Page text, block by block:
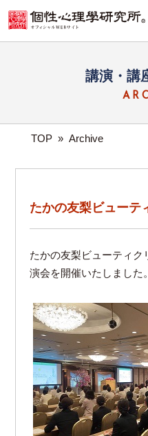
講演・講
TOP » Archive
たかの友梨ビューテ
たかの友梨ビューティク
演会を開催いたしました。